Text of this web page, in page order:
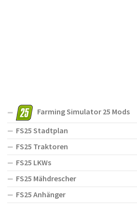
Farming Simulator 25 Mods
FS25 Stadtplan
FS25 Traktoren
FS25 LKWs
FS25 Mähdrescher
FS25 Anhänger